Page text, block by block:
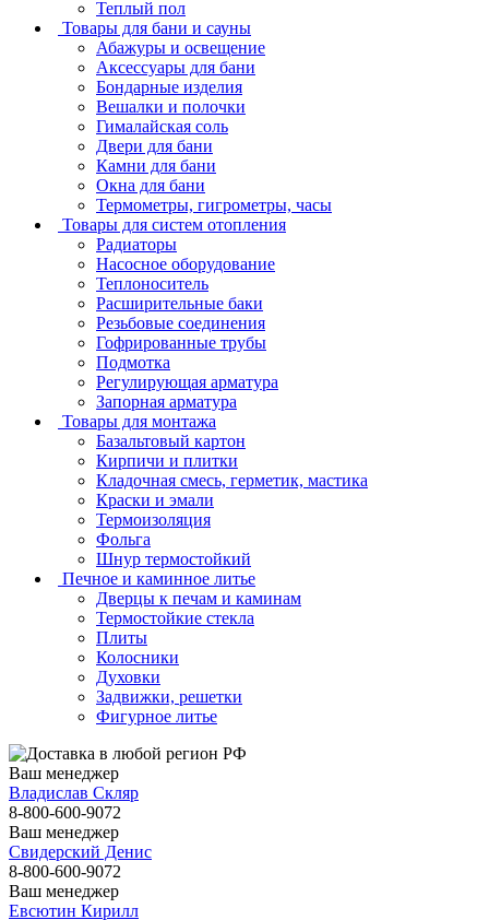
Теплый пол
Товары для бани и сауны
Абажуры и освещение
Аксессуары для бани
Бондарные изделия
Вешалки и полочки
Гималайская соль
Двери для бани
Камни для бани
Окна для бани
Термометры, гигрометры, часы
Товары для систем отопления
Радиаторы
Насосное оборудование
Теплоноситель
Расширительные баки
Резьбовые соединения
Гофрированные трубы
Подмотка
Регулирующая арматура
Запорная арматура
Товары для монтажа
Базальтовый картон
Кирпичи и плитки
Кладочная смесь, герметик, мастика
Краски и эмали
Термоизоляция
Фольга
Шнур термостойкий
Печное и каминное литье
Дверцы к печам и каминам
Термостойкие стекла
Плиты
Колосники
Духовки
Задвижки, решетки
Фигурное литье
Ваш менеджер
Владислав Скляр
8-800-600-9072
Ваш менеджер
Свидерский Денис
8-800-600-9072
Ваш менеджер
Евсютин Кирилл